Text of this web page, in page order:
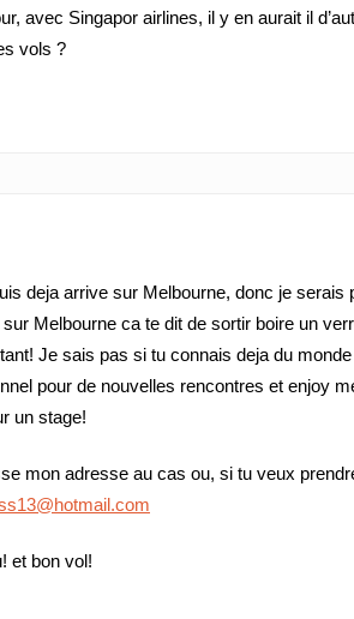
avec Singapor airlines, il y en aurait il
vols ?
deja arrive sur Melbourne, donc je serais
sur Melbourne ca te dit de sortir boire un
Je sais pas si tu connais deja du
pour de nouvelles rencontres et enjoy
un stage!
mon adresse au cas ou, si tu veux
et bon vol!